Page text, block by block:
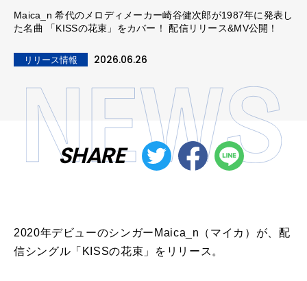
Maica_n 希代のメロディメーカー崎谷健次郎が1987年に発表し
た名曲 「KISSの花束」をカバー！ 配信リリース&MV公開！
リリース情報 2026.06.26
SHARE
2020年デビューのシンガー Maica_n （マイカ）が、配
信シングル「 KISSの花束」をリリース。